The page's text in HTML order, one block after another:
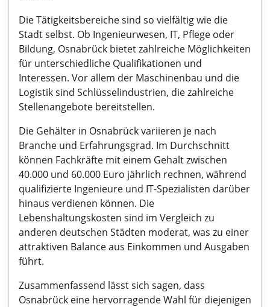
Die Tätigkeitsbereiche sind so vielfältig wie die
Stadt selbst. Ob Ingenieurwesen, IT, Pflege oder
Bildung, Osnabrück bietet zahlreiche Möglichkeiten
für unterschiedliche Qualifikationen und
Interessen. Vor allem der Maschinenbau und die
Logistik sind Schlüsselindustrien, die zahlreiche
Stellenangebote bereitstellen.
Die Gehälter in Osnabrück variieren je nach
Branche und Erfahrungsgrad. Im Durchschnitt
können Fachkräfte mit einem Gehalt zwischen
40.000 und 60.000 Euro jährlich rechnen, während
qualifizierte Ingenieure und IT-Spezialisten darüber
hinaus verdienen können. Die
Lebenshaltungskosten sind im Vergleich zu
anderen deutschen Städten moderat, was zu einer
attraktiven Balance aus Einkommen und Ausgaben
führt.
Zusammenfassend lässt sich sagen, dass
Osnabrück eine hervorragende Wahl für diejenigen